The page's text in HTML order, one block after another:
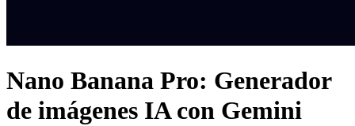
Nano Banana Pro: Generador
de imágenes IA con Gemini